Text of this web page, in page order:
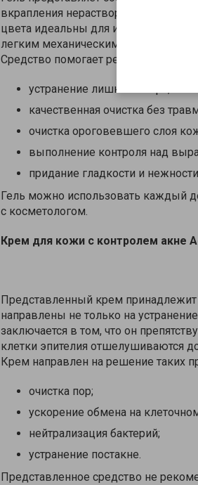
вкрапления нерастворимых белых
цвета идеальны для
легким механическим скрабом для
Средство помогает решить такие
устранение лишнего жира;
качественная очистка без
очистка ороговевшего слоя
выполнение контроля над
придание гладкости и
Гель можно использовать каждый
с косметологом.
Крем для кожи с контролем акне
Представленный крем принадлежит
направлены не только на
заключается в том, что он
клетки эпителия отшелушиваются
Крем направлен на решение таких
очистка пор;
ускорение обмена на
нейтрализация бактерий;
устранение постакне.
Представленное средство не